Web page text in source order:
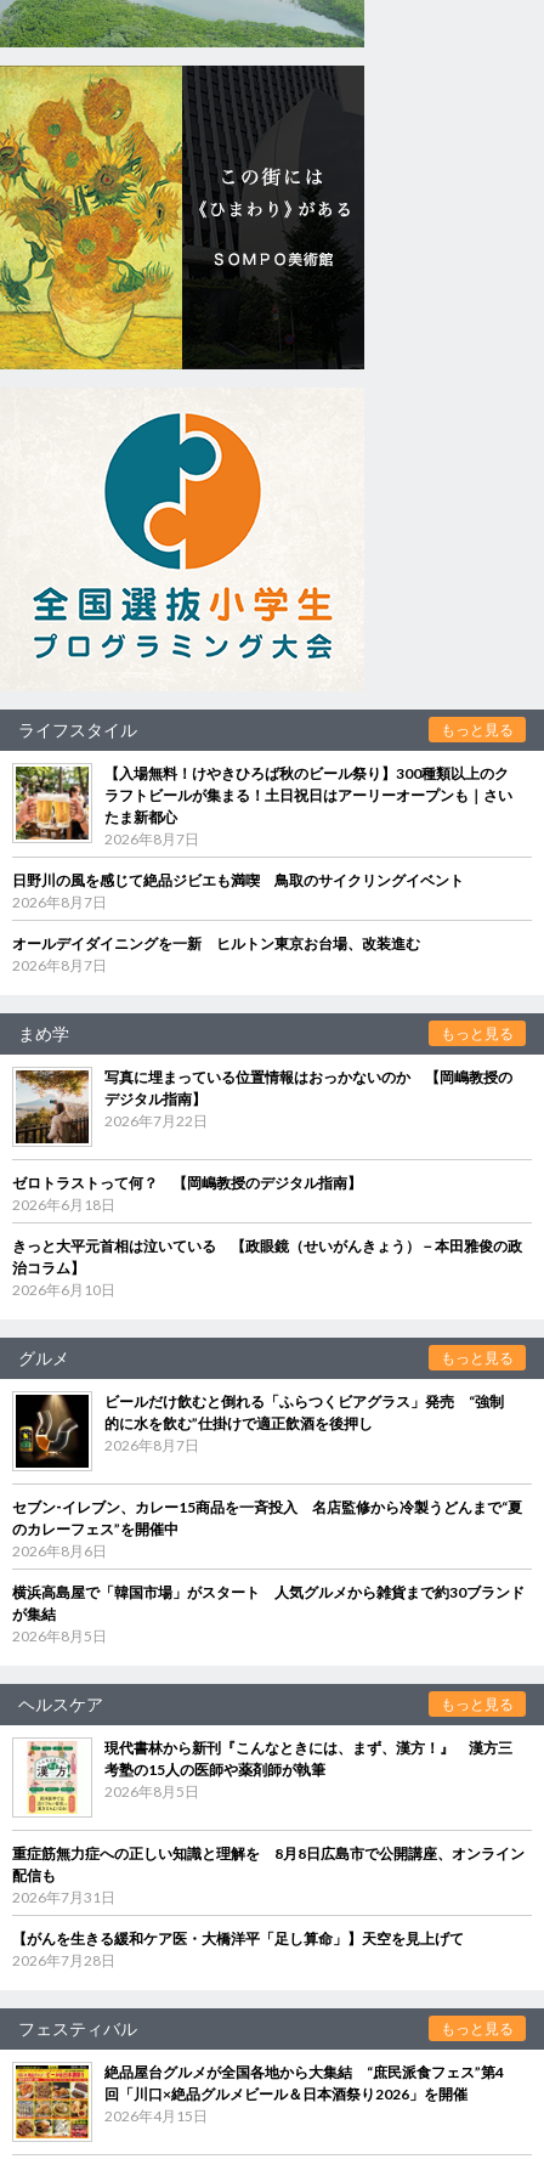
ライフスタイル もっと見る
【入場無料！けやきひろば秋のビール祭り】300種類以上のク
ラフトビールが集まる！土日祝日はアーリーオープンも｜さい
たま新都心
2026年8月7日
日野川の風を感じて絶品ジビエも満喫 鳥取のサイクリングイベント
2026年8月7日
オールデイダイニングを一新 ヒルトン東京お台場、改装進む
2026年8月7日
まめ学 もっと見る
写真に埋まっている位置情報はおっかないのか 【岡嶋教授の
デジタル指南】
2026年7月22日
ゼロトラストって何？ 【岡嶋教授のデジタル指南】
2026年6月18日
きっと大平元首相は泣いている 【政眼鏡（せいがんきょう）－本田雅俊の政
治コラム】
2026年6月10日
グルメ もっと見る
ビールだけ飲むと倒れる「ふらつくビアグラス」発売 “強制
的に水を飲む”仕掛けで適正飲酒を後押し
2026年8月7日
セブン‐イレブン、カレー15商品を一斉投入 名店監修から冷製うどんまで“夏
のカレーフェス”を開催中
2026年8月6日
横浜高島屋で「韓国市場」がスタート 人気グルメから雑貨まで約30ブランド
が集結
2026年8月5日
ヘルスケア もっと見る
現代書林から新刊『こんなときには、まず、漢方！』 漢方三
考塾の15人の医師や薬剤師が執筆
2026年8月5日
重症筋無力症への正しい知識と理解を 8月8日広島市で公開講座、オンライン
配信も
2026年7月31日
【がんを生きる緩和ケア医・大橋洋平「足し算命」】天空を見上げて
2026年7月28日
フェスティバル もっと見る
絶品屋台グルメが全国各地から大集結 “庶民派食フェス”第4
回「川口×絶品グルメビール＆日本酒祭り2026」を開催
2026年4月15日